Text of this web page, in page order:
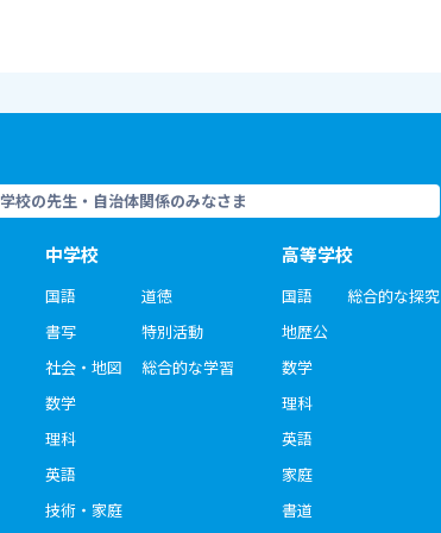
学校の先生・自治体関係のみなさま
中学校
国語
書写
社会・地図
数学
理科
英語
技術・家庭
道徳
特別活動
総合的な学習
高等学校
国語
地歴公
数学
理科
英語
家庭
書道
総合的な探究